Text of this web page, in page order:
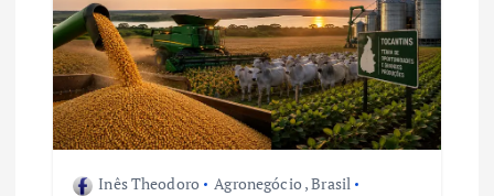
o
s
t
Inês Theodoro Agronegócio ,Brasil